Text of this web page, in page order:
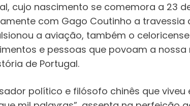
cujo nascimento se comemora a 23
com Gago Coutinho a travessia
a aviação, também o
e pessoas que povoam a nossa
de Portugal.
político e filósofo chinês que viveu